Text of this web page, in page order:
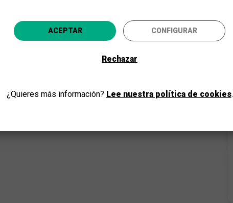
Acerca Cultura, ¡aún más cerca!
ACEPTAR CONFIGURAR
Rechazar
¿Quieres más información? Lee nuestra política de cookies.